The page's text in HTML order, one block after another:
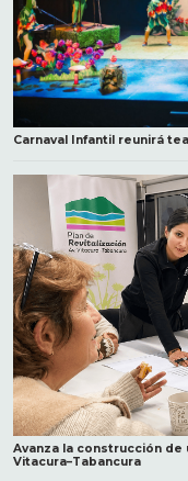
Carnaval Infantil reunirá
Avanza la construcción de
Vitacura–Tabancura